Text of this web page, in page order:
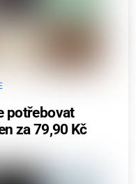
potřebovat
za 79,90 Kč